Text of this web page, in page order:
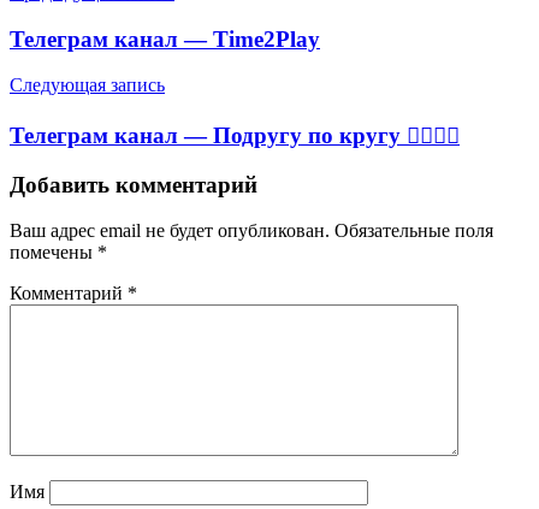
по
записям
Телеграм канал — Time2Play
Следующая запись
Телеграм канал — Подругу по кругу 👉🏻👌🏻
Добавить комментарий
Ваш адрес email не будет опубликован. Обязательные поля
помечены *
Комментарий *
Имя